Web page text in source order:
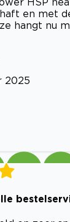
en met
hangt nu
2025